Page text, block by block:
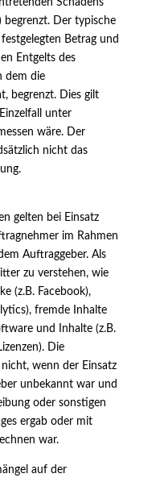
Schadens
begrenzt. Der typische
Betrag und
Entgelts des
dem die
begrenzt. Dies gilt
unter
wäre. Der
nicht das
gelten bei Einsatz
im Rahmen
Auftraggeber. Als
zu verstehen, wie
(z.B. Facebook),
fremde Inhalte
und Inhalte (z.B.
Die
wenn der Einsatz
unbekannt war und
oder sonstigen
ergab oder mit
war.
auf der